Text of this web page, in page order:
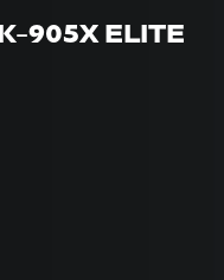
905X ELITE